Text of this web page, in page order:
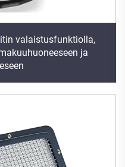
valaistusfunktiolla,
ja